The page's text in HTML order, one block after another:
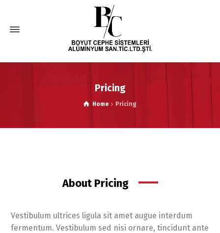
Pricing
Home Pricing
About Pricing
Vestibulum ultrices ligula sit amet augue interdum
fermentum. Vestibulum sed nisi ornare, tincidunt ante